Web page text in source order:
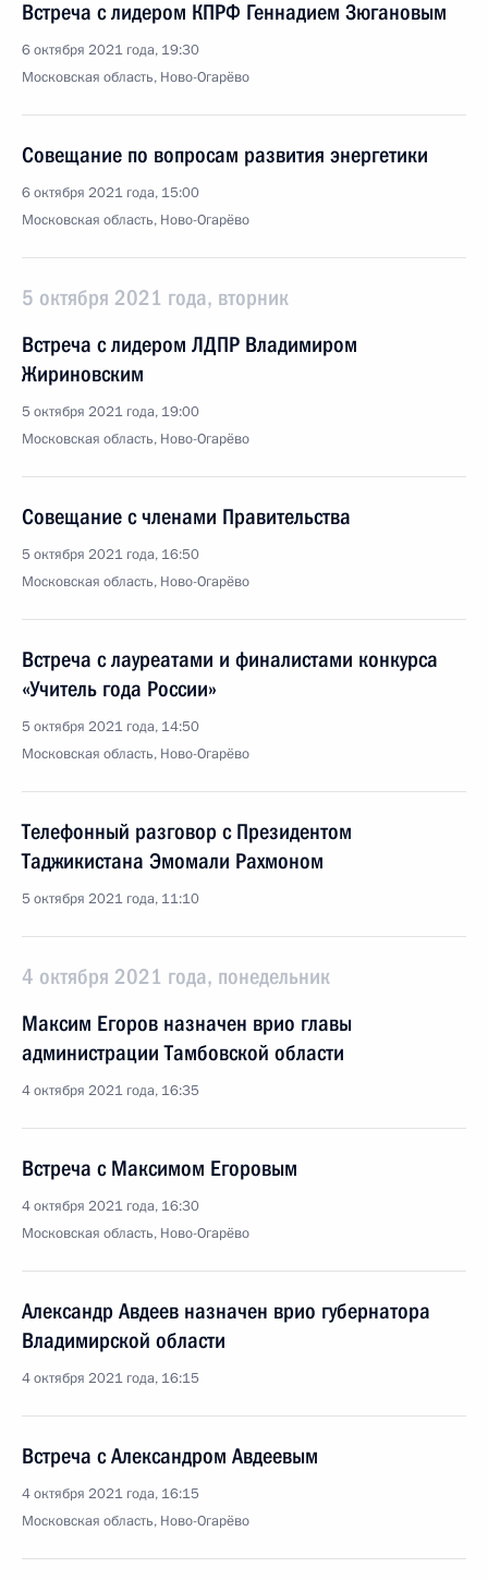
Встреча с лидером КПРФ Геннадием Зюгановым
6 октября 2021 года, 19:30
Московская область, Ново-Огарёво
Совещание по вопросам развития энергетики
6 октября 2021 года, 15:00
Московская область, Ново-Огарёво
5 октября 2021 года, вторник
Встреча с лидером ЛДПР Владимиром
Жириновским
5 октября 2021 года, 19:00
Московская область, Ново-Огарёво
Совещание с членами Правительства
5 октября 2021 года, 16:50
Московская область, Ново-Огарёво
Встреча с лауреатами и финалистами конкурса
«Учитель года России»
5 октября 2021 года, 14:50
Московская область, Ново-Огарёво
Телефонный разговор с Президентом
Таджикистана Эмомали Рахмоном
5 октября 2021 года, 11:10
4 октября 2021 года, понедельник
Максим Егоров назначен врио главы
администрации Тамбовской области
4 октября 2021 года, 16:35
Встреча с Максимом Егоровым
4 октября 2021 года, 16:30
Московская область, Ново-Огарёво
Александр Авдеев назначен врио губернатора
Владимирской области
4 октября 2021 года, 16:15
Встреча с Александром Авдеевым
4 октября 2021 года, 16:15
Московская область, Ново-Огарёво